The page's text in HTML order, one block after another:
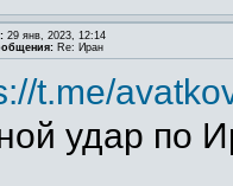
29 янв, 2023, 12:14
Re: Иран
t.me/
удар по